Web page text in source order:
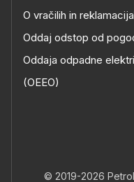
O vračilih in
Oddaj odstop od
Oddaja odpadne
(OEEO)
© 2019-2026